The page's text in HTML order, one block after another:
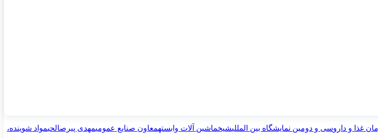
غذا و داروسی و دومین نمایشگاه بین المللیشیخماشین آلات وابستهمعاون صنایع عمومیمهدی پیرصالحیمواد شوینده،